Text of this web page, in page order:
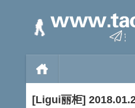
[Ligui丽柜]